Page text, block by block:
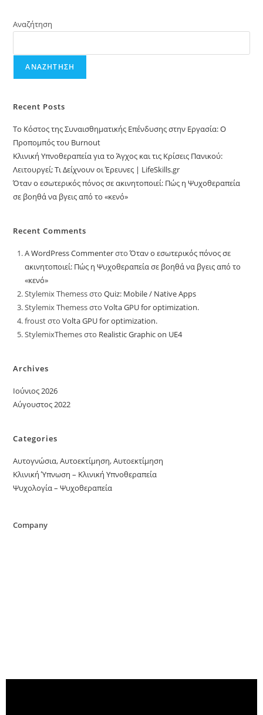
Αναζήτηση
ΑΝΑΖΉΤΗΣΗ
Recent Posts
Το Κόστος της Συναισθηματικής Επένδυσης στην Εργασία: Ο
Προπομπός του Burnout
Κλινική Υπνοθεραπεία για το Άγχος και τις Κρίσεις Πανικού:
Λειτουργεί; Τι Δείχνουν οι Έρευνες | LifeSkills.gr
Όταν ο εσωτερικός πόνος σε ακινητοποιεί: Πώς η Ψυχοθεραπεία
σε βοηθά να βγεις από το «κενό»
Recent Comments
A WordPress CommenterστοΌταν ο εσωτερικός πόνος σε
ακινητοποιεί: Πώς η Ψυχοθεραπεία σε βοηθά να βγεις από το
«κενό»
Stylemix ThemessστοQuiz: Mobile / Native Apps
Stylemix ThemessστοVolta GPU for optimization.
froustστοVolta GPU for optimization.
StylemixThemesστο Realistic Graphic on UE4
Archives
Ιούνιος 2026
Αύγουστος 2022
Categories
Αυτογνώσια, Αυτοεκτίμηση, Αυτοεκτίμηση
Κλινική Ύπνωση – Κλινική Υπνοθεραπεία
Ψυχολογία – Ψυχοθεραπεία
Company